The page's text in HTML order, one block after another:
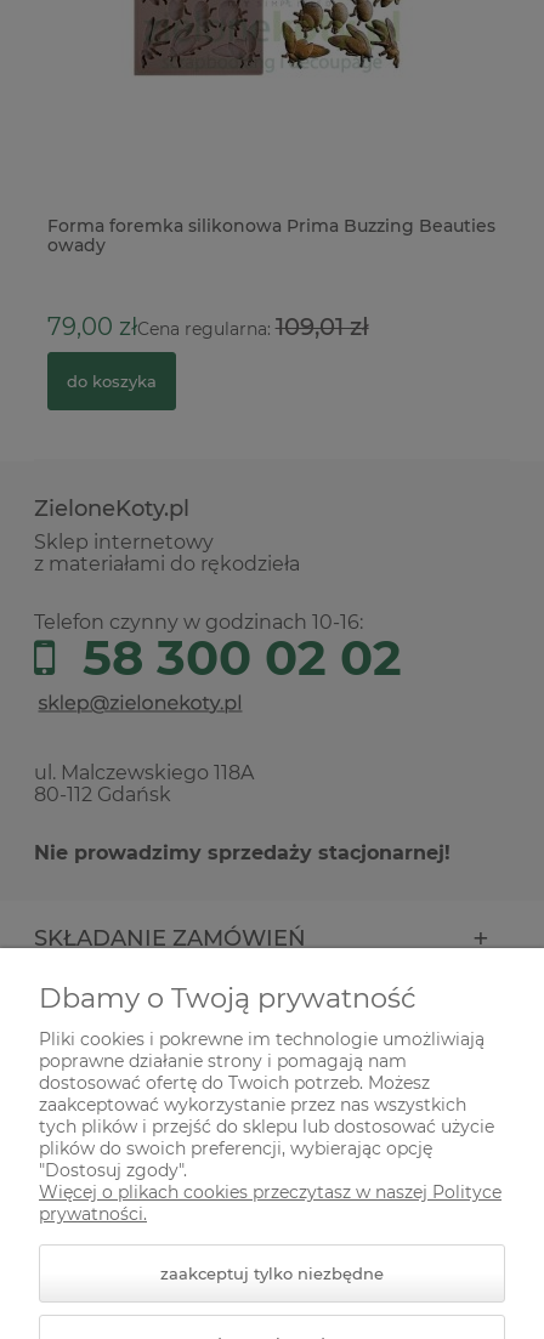
Forma foremka silikonowa Prima Buzzing Beauties
owady
79,00 złCena regularna:109,01 zł
do koszyka
ZieloneKoty.pl
Sklep internetowy
z materiałami do rękodzieła
Telefon czynny w godzinach 10-16:
58 300 02 02
ul. Malczewskiego 118A
80-112 Gdańsk
Nie prowadzimy sprzedaży stacjonarnej!
SKŁADANIE ZAMÓWIEŃ
INFORMACJE
ODWIEDŹ NAS NA
Dbamy o Twoją prywatność
Pliki cookies i pokrewne im technologie umożliwiają
poprawne działanie strony i pomagają nam
dostosować ofertę do Twoich potrzeb. Możesz
zaakceptować wykorzystanie przez nas wszystkich
tych plików i przejść do sklepu lub dostosować użycie
plików do swoich preferencji, wybierając opcję
"Dostosuj zgody".
Więcej o plikach cookies przeczytasz w naszej Polityce
prywatności.
zaakceptuj tylko niezbędne